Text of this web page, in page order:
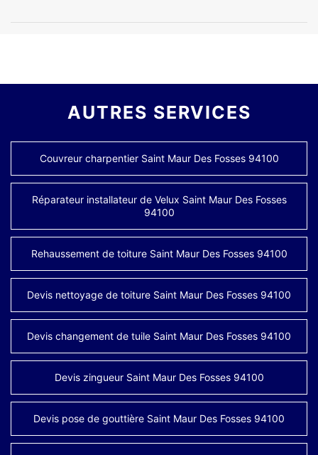
AUTRES SERVICES
Couvreur charpentier Saint Maur Des Fosses 94100
Réparateur installateur de Velux Saint Maur Des Fosses
94100
Rehaussement de toiture Saint Maur Des Fosses 94100
Devis nettoyage de toiture Saint Maur Des Fosses 94100
Devis changement de tuile Saint Maur Des Fosses 94100
Devis zingueur Saint Maur Des Fosses 94100
Devis pose de gouttière Saint Maur Des Fosses 94100